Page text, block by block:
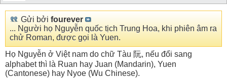
Gửi bởi fourever
... Người họ Nguyễn quốc tịch Trung Hoa, khi phiên âm ra
chử Roman, được gọi là Yuen.
Họ Nguyễn ở Việt nam do chữ Tàu 阮, nếu đổi sang
alphabet thì là Ruan hay Juan (Mandarin), Yuen
(Cantonese) hay Nyoe (Wu Chinese).